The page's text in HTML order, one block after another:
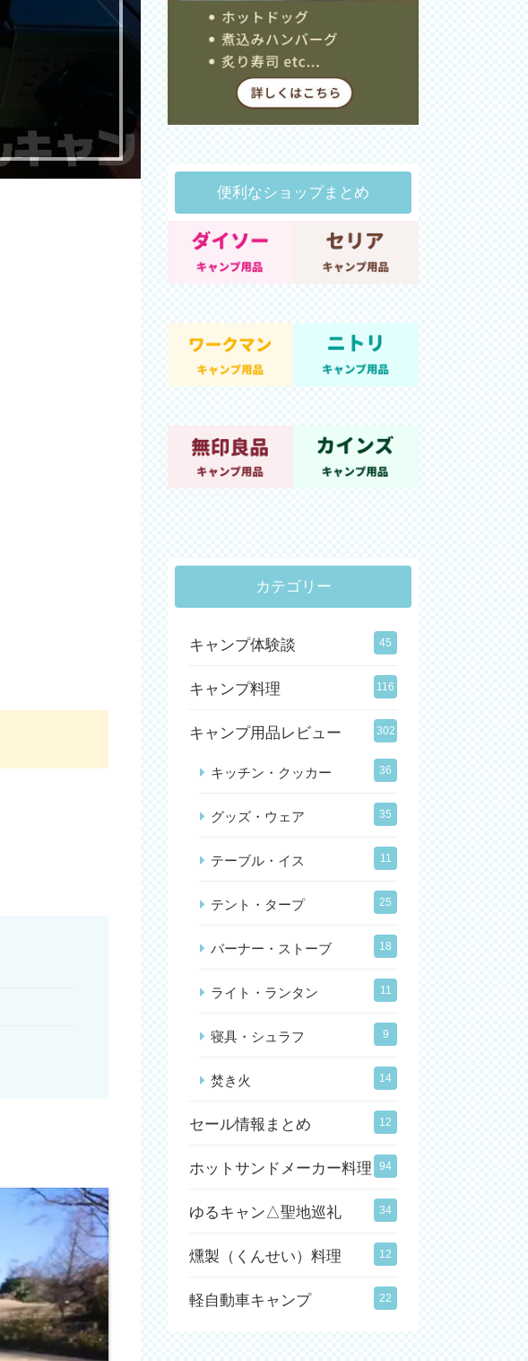
便利なショップまとめ
カテゴリー
キャンプ体験談 45
キャンプ料理 116
キャンプ用品レビュー 302
キッチン・クッカー 36
グッズ・ウェア 35
テーブル・イス 11
テント・タープ 25
バーナー・ストーブ 18
ライト・ランタン 11
寝具・シュラフ 9
焚き火 14
セール情報まとめ 12
ホットサンドメーカー料理 94
ゆるキャン△聖地巡礼 34
燻製（くんせい）料理 12
軽自動車キャンプ 22